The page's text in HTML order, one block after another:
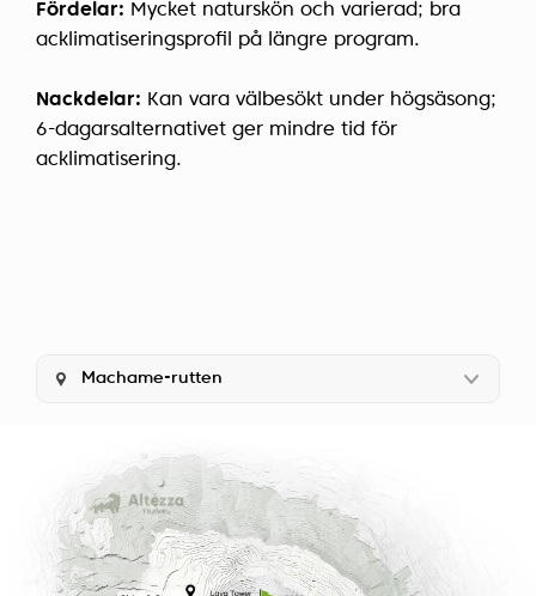
Fördelar: Mycket naturskön och varierad; bra
acklimatiseringsprofil på längre program.
Nackdelar: Kan vara välbesökt under högsäsong;
6-dagarsalternativet ger mindre tid för
acklimatisering.
Machame-rutten